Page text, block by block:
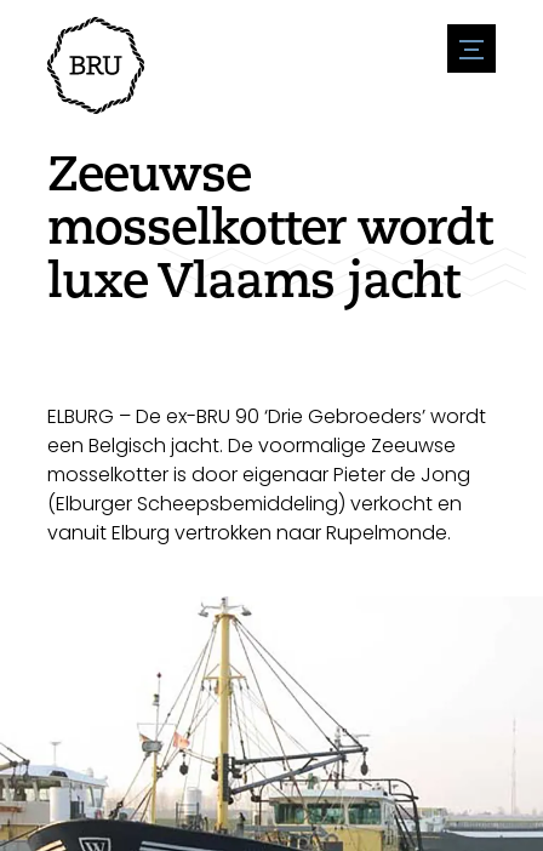
menu
Agenda
Evenement aanmelden
Overnachting
Natuur en water
Sport
Bezienswaardigheden
Bereikbaarheid
Parkeren
Leefomgeving
Ondernemen
Vacatures
Zeeuwse
mosselkotter wordt
luxe Vlaams jacht
ELBURG – De ex-BRU 90 ‘Drie Gebroeders’ wordt
een Belgisch jacht. De voormalige Zeeuwse
mosselkotter is door eigenaar Pieter de Jong
(Elburger Scheepsbemiddeling) verkocht en
vanuit Elburg vertrokken naar Rupelmonde.